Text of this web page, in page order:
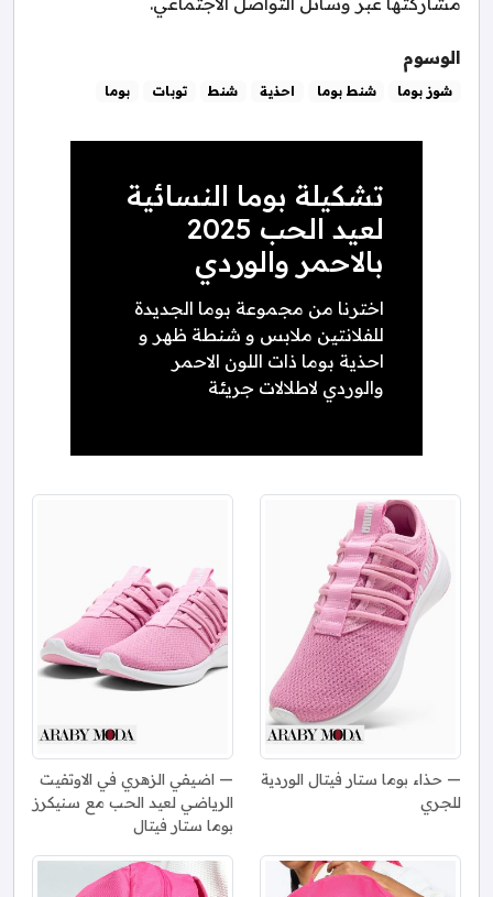
الوسوم
شوز بوما شنط بوما احذية شنط توبات بوما
تشكيلة بوما النسائية
لعيد الحب 2025
بالاحمر والوردي
اخترنا من مجموعة بوما الجديدة
للفلانتين ملابس و شنطة ظهر و
احذية بوما ذات اللون الاحمر
والوردي لاطلالات جريئة
حذاء بوما ستار فيتال الوردية
للجري
اضيفي الزهري في الاوتفيت
الرياضي لعيد الحب مع سنيكرز
بوما ستار فيتال